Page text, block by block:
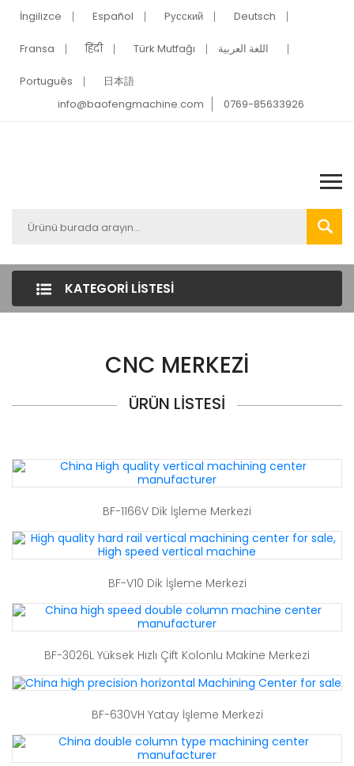
İngilizce Español Pусский Deutsch
Fransa हिंदी Türk Mutfağı اللغة العربية
Português
日本語
info@baofengmachine.com
0769-85633926
KATEGORI LISTESI
CNC MERKEZI
ÜRÜN LISTESI
BF-1166V Dik İşleme Merkezi
BF-V10 Dik İşleme Merkezi
BF-3026L Yüksek Hızlı Çift Kolonlu Makine Merkezi
BF-630VH Yatay İşleme Merkezi